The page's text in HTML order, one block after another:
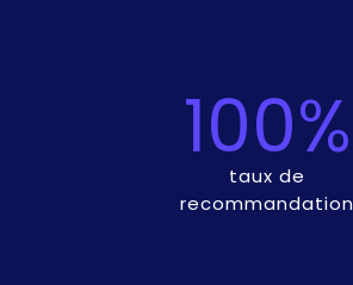
100%
taux de
recommandation